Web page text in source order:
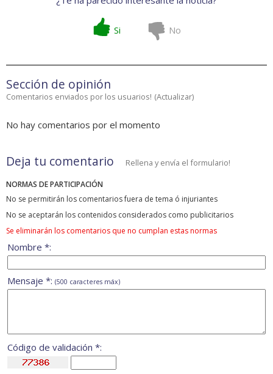
Si No
Sección de opinión
Comentarios enviados por los usuarios! (Actualizar)
No hay comentarios por el momento
Deja tu comentario Rellena y envía el formulario!
NORMAS DE PARTICIPACIÓN
No se permitirán los comentarios fuera de tema ó injuriantes
No se aceptarán los contenidos considerados como publicitarios
Se eliminarán los comentarios que no cumplan estas normas
Nombre *:
Mensaje *: (500 caracteres máx)
Código de validación *: